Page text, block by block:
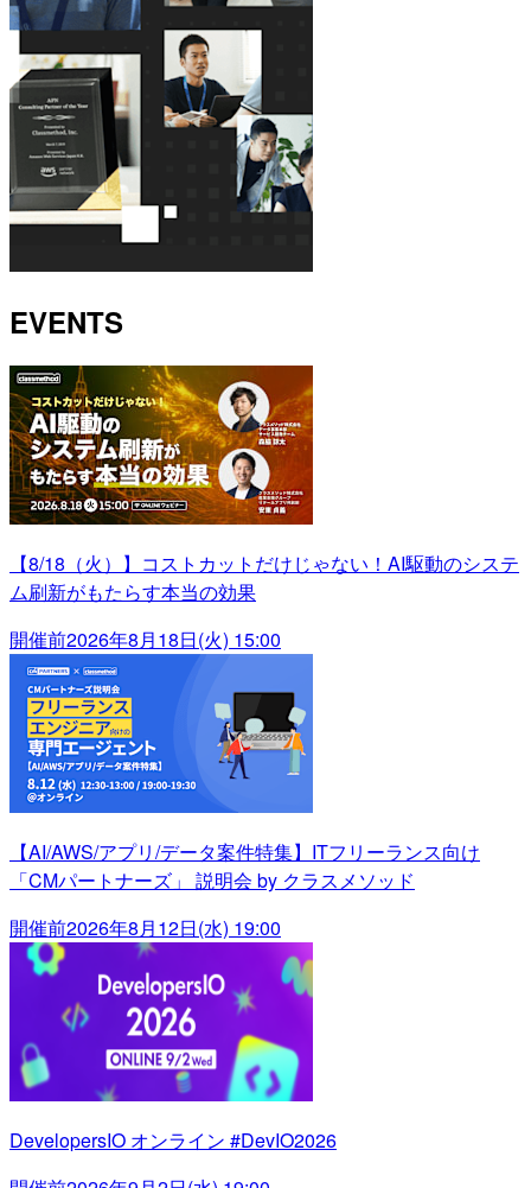
EVENTS
【8/18（火）】コストカットだけじゃない！AI駆動のシステ
ム刷新がもたらす本当の効果
開催前2026年8月18日(火) 15:00
【AI/AWS/アプリ/データ案件特集】ITフリーランス向け
「CMパートナーズ」 説明会 by クラスメソッド
開催前2026年8月12日(水) 19:00
DevelopersIO オンライン #DevIO2026